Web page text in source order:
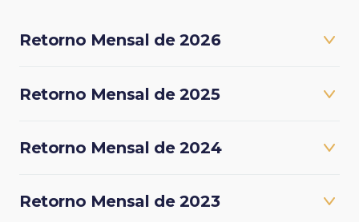
Retorno Mensal de 2026
Retorno Mensal de 2025
Retorno Mensal de 2024
Retorno Mensal de 2023